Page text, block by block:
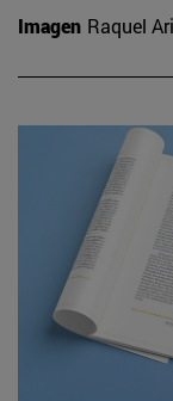
Imagen Raquel